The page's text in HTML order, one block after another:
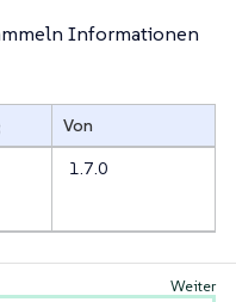
Informationen
Von
1.7.0